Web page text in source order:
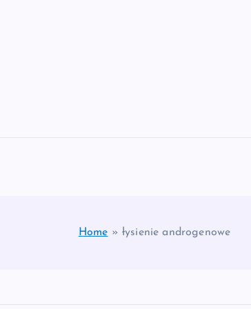
Home » łysienie androgenowe